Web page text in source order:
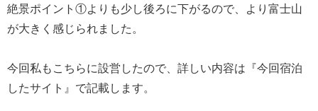
絶景ポイント①よりも少し後ろに下がるので、より富士山
が大きく感じられました。
今回私もこちらに設営したので、詳しい内容は『今回宿泊
したサイト』で記載します。